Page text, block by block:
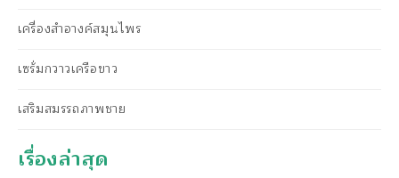
เครื่องสำอางค์สมุนไพร
เซรั่มกวาวเครือขาว
เสริมสมรรถภาพชาย
เรื่องล่าสุด